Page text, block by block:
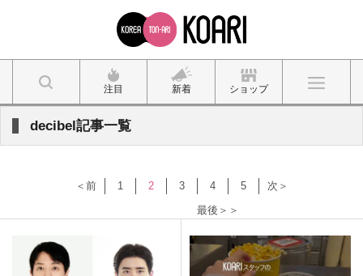
注目 新着 ショップ
decibel記事一覧
＜前 1 2 3 4 5
次＞
最後＞＞